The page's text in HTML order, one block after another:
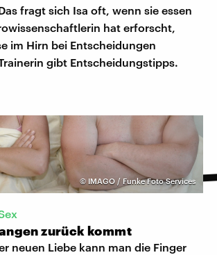
fragt sich Isa oft, wenn sie essen
hat erforscht,
im Hirn bei Entscheidungen
gibt Entscheidungstipps.
© IMAGO / Funke Foto Services
zurück kommt
neuen Liebe kann man die Finger